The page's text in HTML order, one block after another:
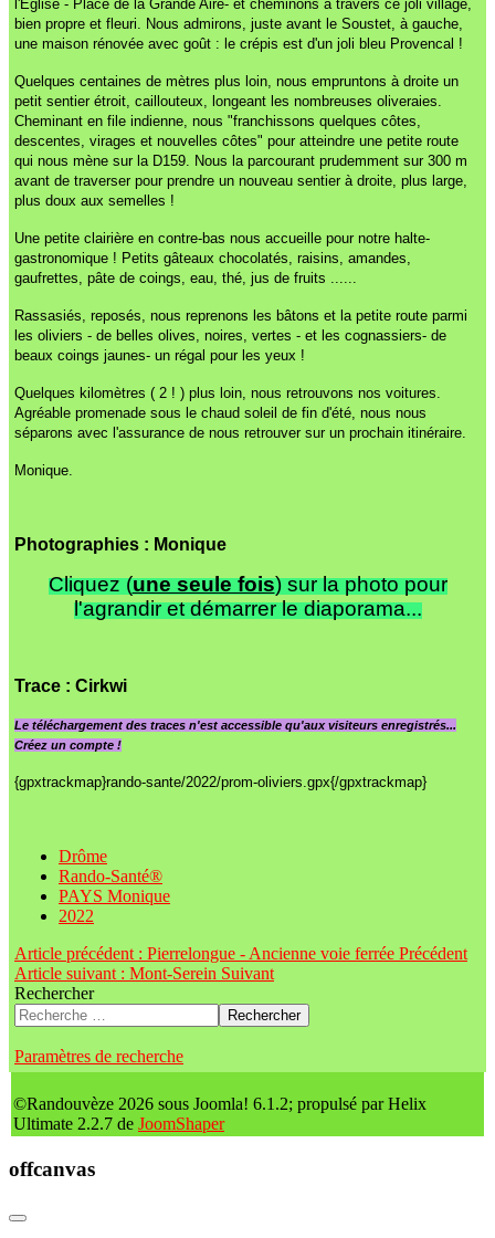
l'Eglise - Place de la Grande Aire- et cheminons à travers ce joli village,
bien propre et fleuri. Nous admirons, juste avant le Soustet, à gauche,
une maison rénovée avec goût : le crépis est d'un joli bleu Provencal !
Quelques centaines de mètres plus loin, nous empruntons à droite un
petit sentier étroit, caillouteux, longeant les nombreuses oliveraies.
Cheminant en file indienne, nous "franchissons quelques côtes,
descentes, virages et nouvelles côtes" pour atteindre une petite route
qui nous mène sur la D159. Nous la parcourant prudemment sur 300 m
avant de traverser pour prendre un nouveau sentier à droite, plus large,
plus doux aux semelles !
Une petite clairière en contre-bas nous accueille pour notre halte-
gastronomique ! Petits gâteaux chocolatés, raisins, amandes,
gaufrettes, pâte de coings, eau, thé, jus de fruits ......
Rassasiés, reposés, nous reprenons les bâtons et la petite route parmi
les oliviers - de belles olives, noires, vertes - et les cognassiers- de
beaux coings jaunes- un régal pour les yeux !
Quelques kilomètres ( 2 ! ) plus loin, nous retrouvons nos voitures.
Agréable promenade sous le chaud soleil de fin d'été, nous nous
séparons avec l'assurance de nous retrouver sur un prochain itinéraire.
Monique.
Photographies : Monique
Cliquez (une seule fois) sur la photo pour
l'agrandir et démarrer le diaporama...
Trace : Cirkwi
Le téléchargement des traces n'est accessible qu'aux visiteurs enregistrés...
Créez un compte !
{gpxtrackmap}rando-sante/2022/prom-oliviers.gpx{/gpxtrackmap}
Drôme
Rando-Santé®
PAYS Monique
2022
Article précédent : Pierrelongue - Ancienne voie ferrée Précédent
Article suivant : Mont-Serein Suivant
Rechercher
Rechercher
Paramètres de recherche
©Randouvèze 2026 sous Joomla! 6.1.2; propulsé par Helix
Ultimate 2.2.7 de JoomShaper
offcanvas